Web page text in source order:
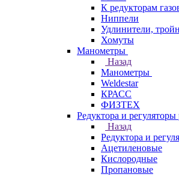
К редукторам
Ниппели
Удлинители,
Хомуты
Манометры
Назад
Манометры
Weldestar
КРАСС
ФИЗТЕХ
Редуктора и регуляторы
Назад
Редуктора и
Ацетиленовые
Кислородные
Пропановые